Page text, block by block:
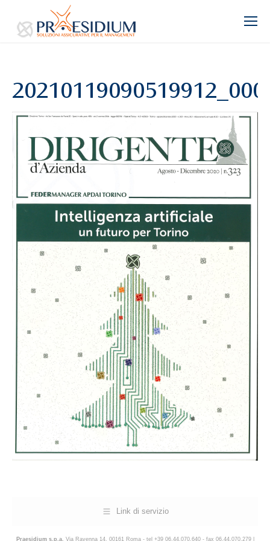
Link di servizio
Praesidium s.p.a. Via Ravenna 14, 00161 Roma - tel +39 06.44.070.640 - fax 06.44.070.279 |